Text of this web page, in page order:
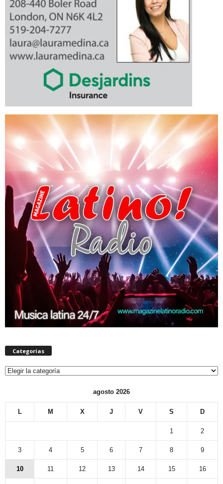
Categorías
Categorías
agosto 2026
L M X J V S D
1 2
3 4 5 6 7 8 9
10 11 12 13 14 15 16